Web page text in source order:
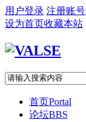
用户登录 注册账号
设为首页收藏本站
首页Portal
论坛BBS